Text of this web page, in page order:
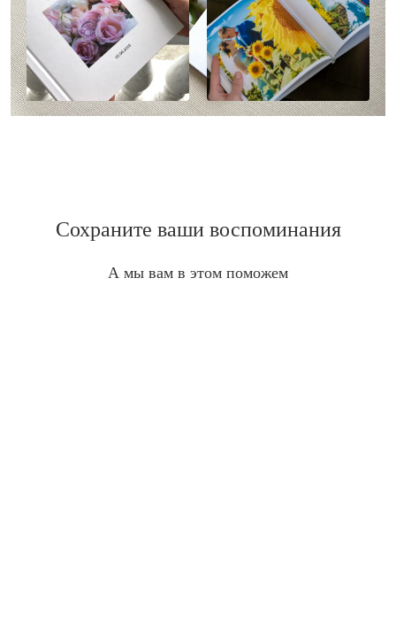
Сохраните ваши воспоминания
А мы вам в этом поможем